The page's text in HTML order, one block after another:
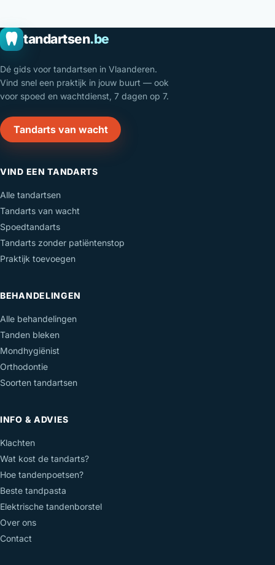
tandartsen.be
Dé gids voor tandartsen in Vlaanderen.
Vind snel een praktijk in jouw buurt — ook
voor spoed en wachtdienst, 7 dagen op 7.
Tandarts van wacht
VIND EEN TANDARTS
Alle tandartsen
Tandarts van wacht
Spoedtandarts
Tandarts zonder patiëntenstop
Praktijk toevoegen
BEHANDELINGEN
Alle behandelingen
Tanden bleken
Mondhygiënist
Orthodontie
Soorten tandartsen
INFO & ADVIES
Klachten
Wat kost de tandarts?
Hoe tandenpoetsen?
Beste tandpasta
Elektrische tandenborstel
Over ons
Contact